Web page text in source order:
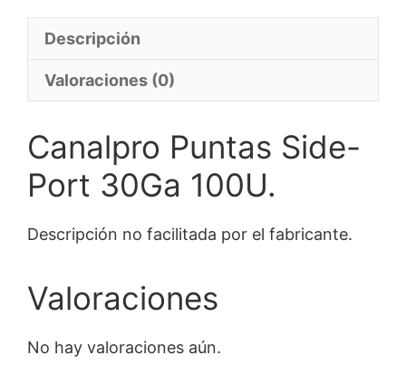
Descripción
Valoraciones (0)
Canalpro Puntas Side-
Port 30Ga 100U.
Descripción no facilitada por el fabricante.
Valoraciones
No hay valoraciones aún.